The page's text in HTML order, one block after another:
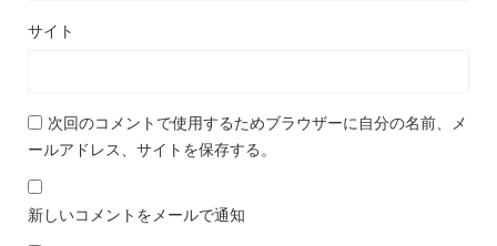
サイト
次回のコメントで使用するためブラウザーに自分の名前、メ
ールアドレス、サイトを保存する。
新しいコメントをメールで通知